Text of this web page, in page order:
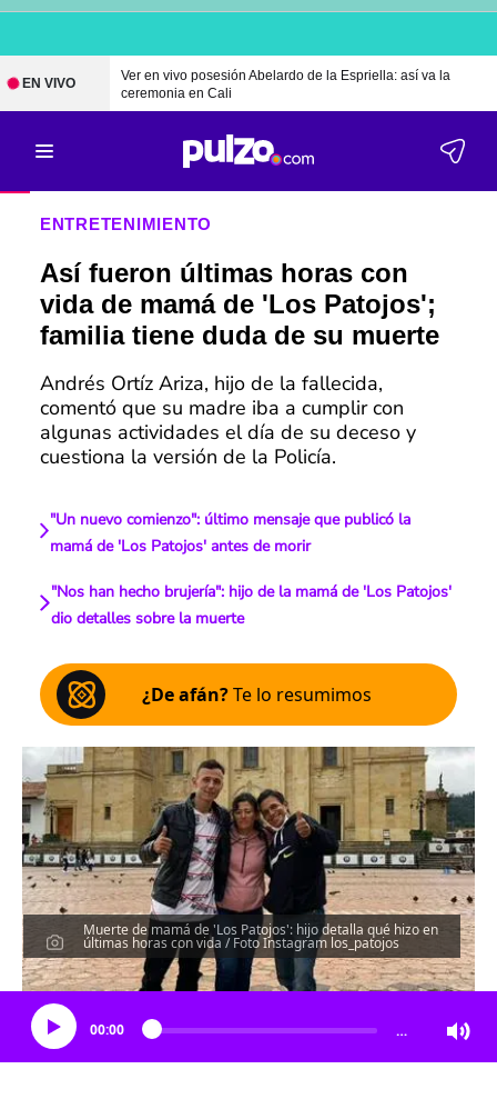
EN VIVO
Ver en vivo posesión Abelardo de la Espriella: así va la
ceremonia en Cali
ENTRETENIMIENTO
Así fueron últimas horas con
vida de mamá de 'Los Patojos';
familia tiene duda de su muerte
Andrés Ortíz Ariza, hijo de la fallecida,
comentó que su madre iba a cumplir con
algunas actividades el día de su deceso y
cuestiona la versión de la Policía.
"Un nuevo comienzo": último mensaje que publicó la
mamá de 'Los Patojos' antes de morir
"Nos han hecho brujería": hijo de la mamá de 'Los Patojos'
dio detalles sobre la muerte
¿De afán?Te lo resumimos
Muerte de mamá de 'Los Patojos': hijo detalla qué hizo en
últimas horas con vida / Foto Instagram los_patojos
Escucha el artículo
00:00 …